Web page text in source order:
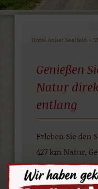
Hotel Anker Saalfeld >
Genießen
Natur
entlang
Erleben Sie den
427 km Natur,
Radwege,